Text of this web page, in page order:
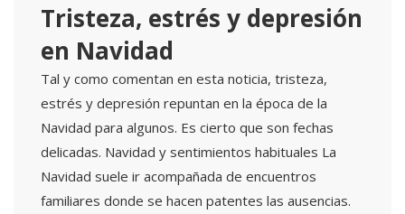
Tristeza, estrés y depresión
en Navidad
Tal y como comentan en esta noticia, tristeza,
estrés y depresión repuntan en la época de la
Navidad para algunos. Es cierto que son fechas
delicadas. Navidad y sentimientos habituales La
Navidad suele ir acompañada de encuentros
familiares donde se hacen patentes las ausencias.